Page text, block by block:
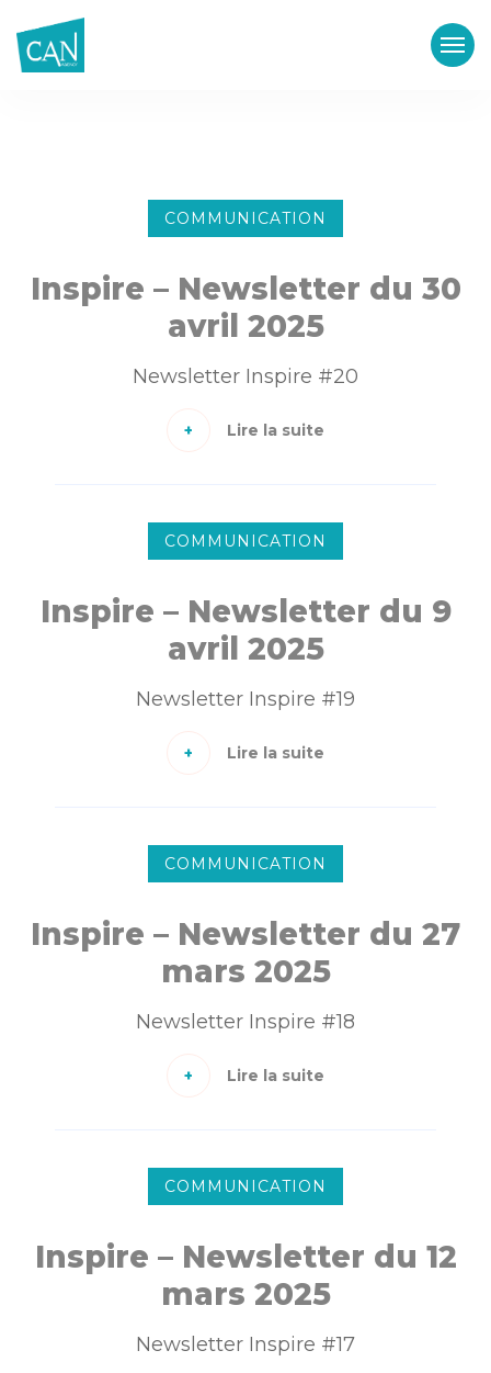
COMMUNICATION
Inspire – Newsletter du 30
avril 2025
Newsletter Inspire #20
Lire la suite
COMMUNICATION
Inspire – Newsletter du 9
avril 2025
Newsletter Inspire #19
Lire la suite
COMMUNICATION
Inspire – Newsletter du 27
mars 2025
Newsletter Inspire #18
Lire la suite
COMMUNICATION
Inspire – Newsletter du 12
mars 2025
Newsletter Inspire #17